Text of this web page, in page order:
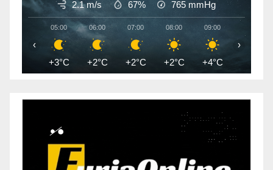
2.1 m/s 67% 765 mmHg
05:00
+3°C
06:00
+2°C
07:00
+2°C
08:00
+2°C
09:00
+4°C +8°C
‹ ›